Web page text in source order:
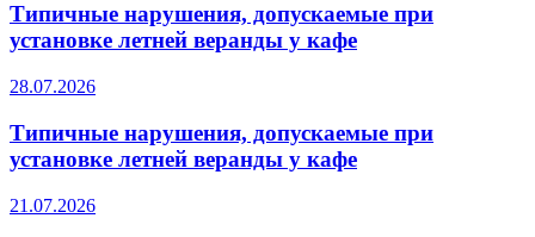
Типичные нарушения, допускаемые при
установке летней веранды у кафе
28.07.2026
Типичные нарушения, допускаемые при
установке летней веранды у кафе
21.07.2026